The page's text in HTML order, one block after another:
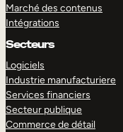
Marché des contenus
Intégrations
Secteurs
Logiciels
Industrie manufacturiere
Services financiers
Secteur publique
Commerce de détail